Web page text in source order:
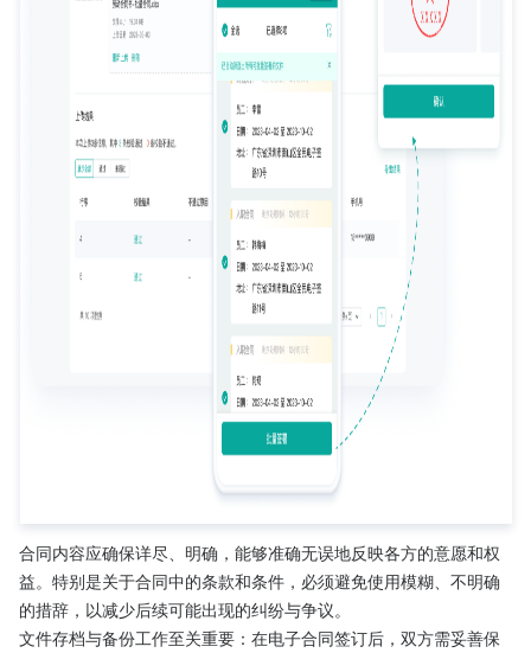
合同内容应确保详尽、明确，能够准确无误地反映各方的意愿和权
益。特别是关于合同中的条款和条件，必须避免使用模糊、不明确
的措辞，以减少后续可能出现的纠纷与争议。
文件存档与备份工作至关重要：在电子合同签订后，双方需妥善保